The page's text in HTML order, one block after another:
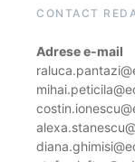
CONTACT
Adrese e-mail